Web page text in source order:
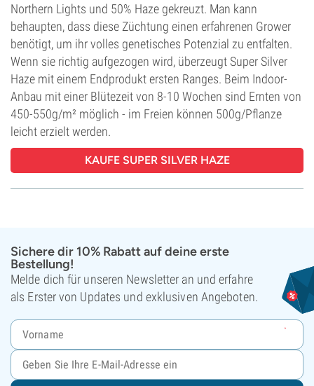
Northern Lights und 50% Haze gekreuzt. Man kann
behaupten, dass diese Züchtung einen erfahrenen Grower
benötigt, um ihr volles genetisches Potenzial zu entfalten.
Wenn sie richtig aufgezogen wird, überzeugt Super Silver
Haze mit einem Endprodukt ersten Ranges. Beim Indoor-
Anbau mit einer Blütezeit von 8-10 Wochen sind Ernten von
450-550g/m² möglich - im Freien können 500g/Pflanze
leicht erzielt werden.
KAUFE SUPER SILVER HAZE
Sichere dir 10% Rabatt auf deine erste
Bestellung!
Melde dich für unseren Newsletter an und erfahre
als Erster von Updates und exklusiven Angeboten.